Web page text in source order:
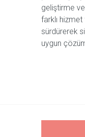
geliştirme ve
farklı hizmet
sürdürerek
uygun